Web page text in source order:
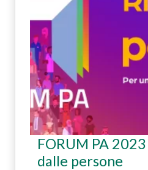
FORUM PA
dalle persone